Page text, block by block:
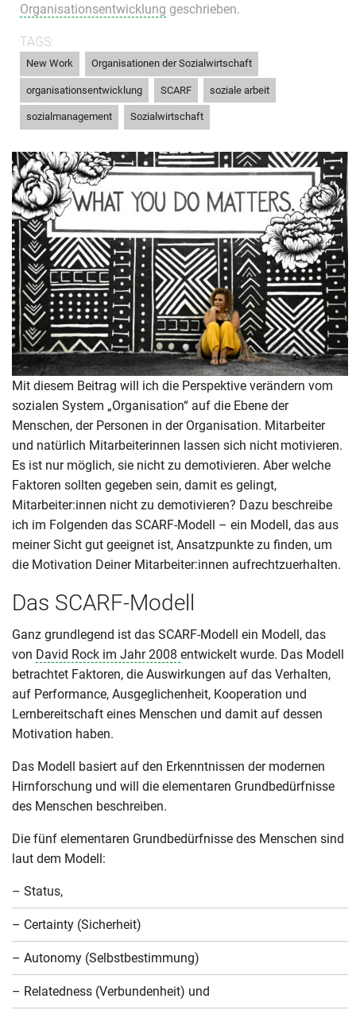
Organisationsentwicklung geschrieben.
TAGS:
New Work Organisationen der Sozialwirtschaft
organisationsentwicklung SCARF soziale arbeit
sozialmanagement Sozialwirtschaft
Mit diesem Beitrag will ich die Perspektive verändern vom
sozialen System „Organisation“ auf die Ebene der
Menschen, der Personen in der Organisation. Mitarbeiter
und natürlich Mitarbeiterinnen lassen sich nicht motivieren.
Es ist nur möglich, sie nicht zu demotivieren. Aber welche
Faktoren sollten gegeben sein, damit es gelingt,
Mitarbeiter:innen nicht zu demotivieren? Dazu beschreibe
ich im Folgenden das SCARF-Modell – ein Modell, das aus
meiner Sicht gut geeignet ist, Ansatzpunkte zu finden, um
die Motivation Deiner Mitarbeiter:innen aufrechtzuerhalten.
Das SCARF-Modell
Ganz grundlegend ist das SCARF-Modell ein Modell, das
von David Rock im Jahr 2008 entwickelt wurde. Das Modell
betrachtet Faktoren, die Auswirkungen auf das Verhalten,
auf Performance, Ausgeglichenheit, Kooperation und
Lernbereitschaft eines Menschen und damit auf dessen
Motivation haben.
Das Modell basiert auf den Erkenntnissen der modernen
Hirnforschung und will die elementaren Grundbedürfnisse
des Menschen beschreiben.
Die fünf elementaren Grundbedürfnisse des Menschen sind
laut dem Modell:
– Status,
– Certainty (Sicherheit)
– Autonomy (Selbstbestimmung)
– Relatedness (Verbundenheit) und